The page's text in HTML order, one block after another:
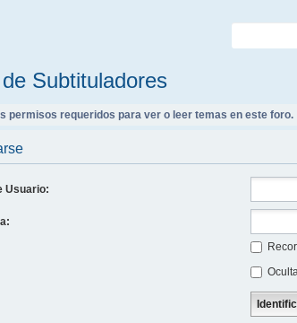
Subtituladores
permisos requeridos para ver o leer temas en este foro.
Usuario: